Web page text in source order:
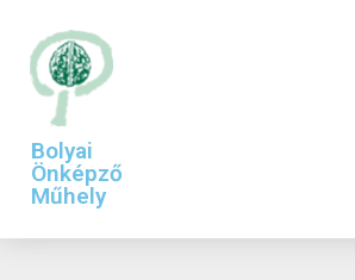
Bolyai
Önképző
Műhely